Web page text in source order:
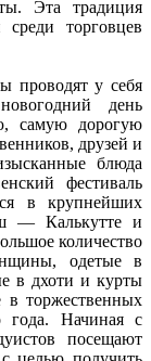
Эта традиция
торговцев
проводят у себя
день
самую дорогую
друзей и
блюда
фестиваль
в крупнейших
— Калькутте и
количество
одетые в
в дхоти и курты
торжественных
года. Начиная с
посещают